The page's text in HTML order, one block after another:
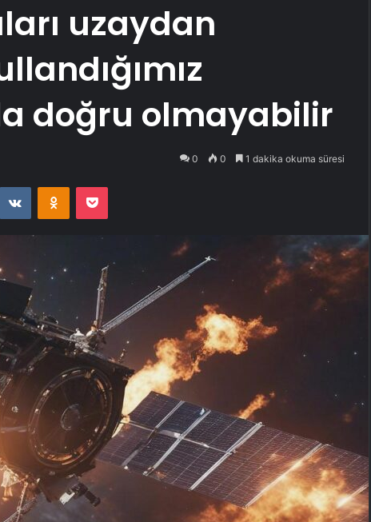
uzaydan
doğru olmayabilir
0 0 1 dakika okuma süresi
VKontakteOdnoklassniki
Pocket